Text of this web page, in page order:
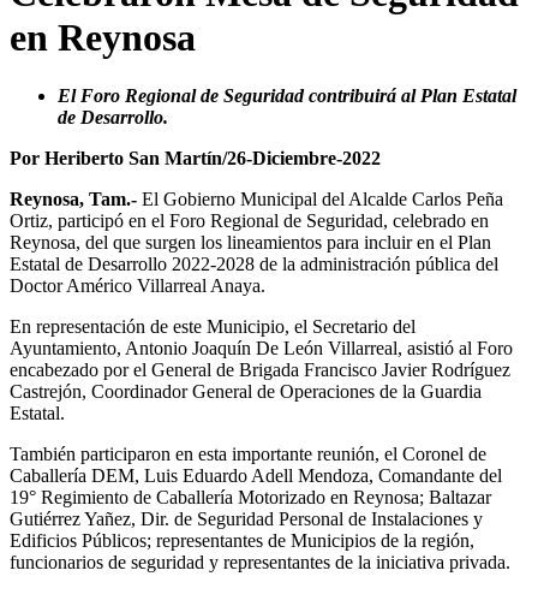
en Reynosa
El Foro Regional de Seguridad contribuirá al Plan Estatal
de Desarrollo.
Por Heriberto San Martín/26-Diciembre-2022
Reynosa, Tam.- El Gobierno Municipal del Alcalde Carlos Peña
Ortiz, participó en el Foro Regional de Seguridad, celebrado en
Reynosa, del que surgen los lineamientos para incluir en el Plan
Estatal de Desarrollo 2022-2028 de la administración pública del
Doctor Américo Villarreal Anaya.
En representación de este Municipio, el Secretario del
Ayuntamiento, Antonio Joaquín De León Villarreal, asistió al Foro
encabezado por el General de Brigada Francisco Javier Rodríguez
Castrejón, Coordinador General de Operaciones de la Guardia
Estatal.
También participaron en esta importante reunión, el Coronel de
Caballería DEM, Luis Eduardo Adell Mendoza, Comandante del
19° Regimiento de Caballería Motorizado en Reynosa; Baltazar
Gutiérrez Yañez, Dir. de Seguridad Personal de Instalaciones y
Edificios Públicos; representantes de Municipios de la región,
funcionarios de seguridad y representantes de la iniciativa privada.